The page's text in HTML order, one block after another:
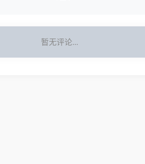
暂无评论...